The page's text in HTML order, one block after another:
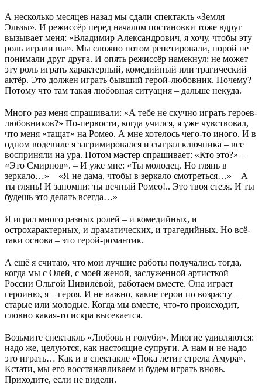
А несколько месяцев назад мы сдали спектакль «Земля
Эльзы». И режиссёр перед началом постановки тоже вдруг
вызывает меня: «Владимир Александрович, я хочу, чтобы эту
роль играли вы». Мы сложно потом репетировали, порой не
понимали друг друга. И опять режиссёр намекнул: не может
эту роль играть характерный, комедийный или трагический
актёр. Это должен играть бывший герой-любовник. Почему?
Потому что там такая любовная ситуация – дальше некуда.
Много раз меня спрашивали: «А тебе не скучно играть героев-
любовников?» По-первости, когда учился, я уже чувствовал,
что меня «тащат» на Ромео. А мне хотелось чего-то иного. И в
одном водевиле я загримировался и сыграл ключника – все
восприняли на ура. Потом мастер спрашивает: «Кто это?» –
«Это Смирнов». – И уже мне: «Ты молодец. Но глянь в
зеркало…» – «Я не дама, чтобы в зеркало смотреться…» – А
ты глянь! И запомни: ты вечный Ромео!.. Это твоя стезя. И ты
будешь это делать всегда…»
Я играл много разных ролей – и комедийных, и
острохарактерных, и драматических, и трагедийных. Но всё-
таки основа – это герой-романтик.
А ещё я считаю, что мои лучшие работы получались тогда,
когда мы с Олей, с моей женой, заслуженной артисткой
России Ольгой Цивилёвой, работаем вместе. Она играет
героиню, я – героя. И не важно, какие герои по возрасту –
старые или молодые. Когда мы вместе, что-то происходит,
словно какая-то искра высекается.
Возьмите спектакль «Любовь и голуби». Многие удивляются:
надо же, целуются, как настоящие супруги. А нам и не надо
это играть… Как и в спектакле «Пока летит стрела Амура».
Кстати, мы его восстанавливаем и будем играть вновь.
Приходите, если не видели.